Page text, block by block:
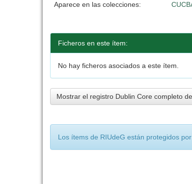
Aparece en las colecciones:
Ficheros en este ítem:
No hay ficheros asociados a este ítem.
Mostrar el registro Dublin Core completo
Los ítems de RIUdeG están protegidos